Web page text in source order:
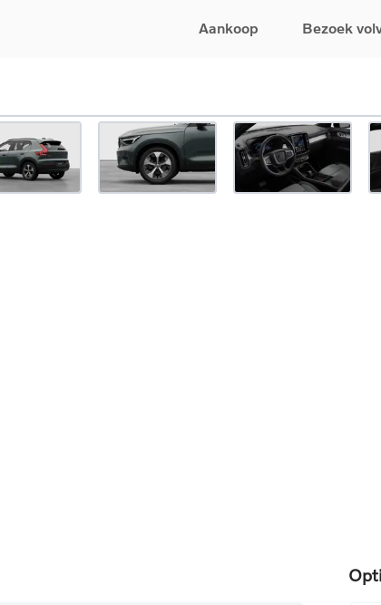
Aankoop
EX30
EX40
EC40
Plug-
Mild
Bezoek
Stel uw wagen samen
Tijdelijke aanbiedingen
Gecertificeerde
Financieren
Verzekeringen